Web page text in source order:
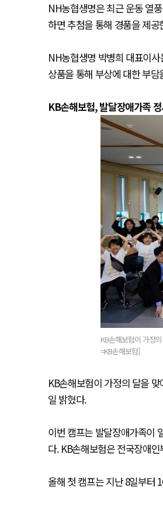
NH농협생명은 최근 운동 열
하면 추첨을 통해 경품을 제공
NH농협생명 박병희 대표이
상품을 통해 부상에 대한 부
KB손해보험, 발달장애가족
KB손해보험이 가정
=KB손해보험]
KB손해보험이 가정의 달을
일 밝혔다.
이번 캠프는 발달장애가족이
다. KB손해보험은 전국장애
올해 첫 캠프는 지난 8일부터